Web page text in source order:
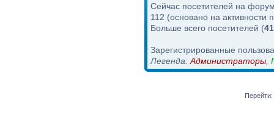
Сейчас посетителей на
112 (основано на активности
Больше всего посетителей (
Зарегистрированные
Легенда: Администраторы
Перейти: